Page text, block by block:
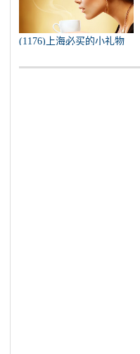
(1176)上海必买的小礼物